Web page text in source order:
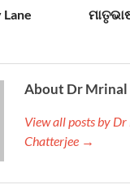
About Dr
View all posts by
Chatterjee →